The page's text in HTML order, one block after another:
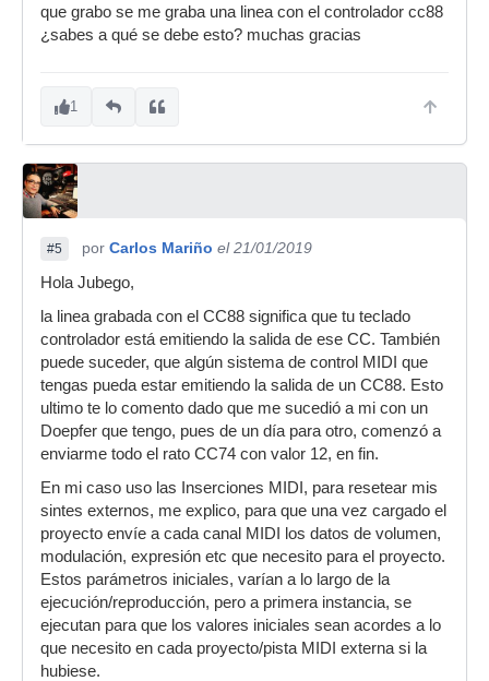
que grabo se me graba una linea con el controlador cc88
¿sabes a qué se debe esto? muchas gracias
1
#5 por Carlos Mariño el 21/01/2019
Hola Jubego,
la linea grabada con el CC88 significa que tu teclado
controlador está emitiendo la salida de ese CC. También
puede suceder, que algún sistema de control MIDI que
tengas pueda estar emitiendo la salida de un CC88. Esto
ultimo te lo comento dado que me sucedió a mi con un
Doepfer que tengo, pues de un día para otro, comenzó a
enviarme todo el rato CC74 con valor 12, en fin.
En mi caso uso las Inserciones MIDI, para resetear mis
sintes externos, me explico, para que una vez cargado el
proyecto envíe a cada canal MIDI los datos de volumen,
modulación, expresión etc que necesito para el proyecto.
Estos parámetros iniciales, varían a lo largo de la
ejecución/reproducción, pero a primera instancia, se
ejecutan para que los valores iniciales sean acordes a lo
que necesito en cada proyecto/pista MIDI externa si la
hubiese.